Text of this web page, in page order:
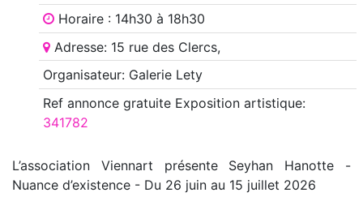
Horaire : 14h30 à 18h30
Adresse: 15 rue des Clercs,
Organisateur: Galerie Lety
Ref annoncegratuite Exposition artistique:
341782
L’association Viennart présente Seyhan Hanotte -
Nuance d’existence - Du 26 juin au 15 juillet 2026